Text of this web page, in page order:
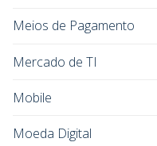
Meios de Pagamento
Mercado de TI
Mobile
Moeda Digital